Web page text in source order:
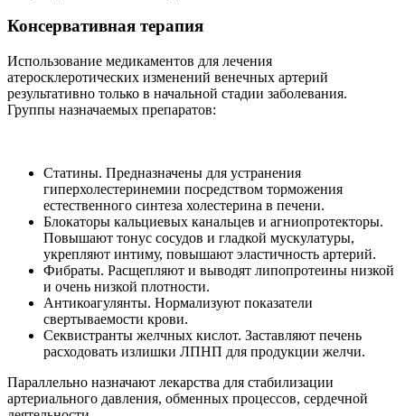
Консервативная терапия
Использование медикаментов для лечения
атеросклеротических изменений венечных артерий
результативно только в начальной стадии заболевания.
Группы назначаемых препаратов:
Статины. Предназначены для устранения
гиперхолестеринемии посредством торможения
естественного синтеза холестерина в печени.
Блокаторы кальциевых канальцев и агниопротекторы.
Повышают тонус сосудов и гладкой мускулатуры,
укрепляют интиму, повышают эластичность артерий.
Фибраты. Расщепляют и выводят липопротеины низкой
и очень низкой плотности.
Антикоагулянты. Нормализуют показатели
свертываемости крови.
Секвистранты желчных кислот. Заставляют печень
расходовать излишки ЛПНП для продукции желчи.
Параллельно назначают лекарства для стабилизации
артериального давления, обменных процессов, сердечной